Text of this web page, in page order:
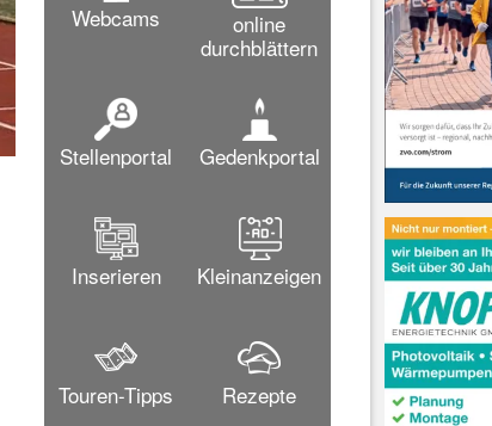
Webcams
online
durchblättern
Stellenportal Gedenkportal
Inserieren Kleinanzeigen
Touren-Tipps Rezepte